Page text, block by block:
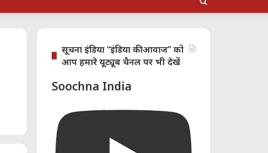
सूचना इंडिया “इंडिया की आवाज” को
आप हमारे यूट्यूब चैनल पर भी देखें
Soochna India